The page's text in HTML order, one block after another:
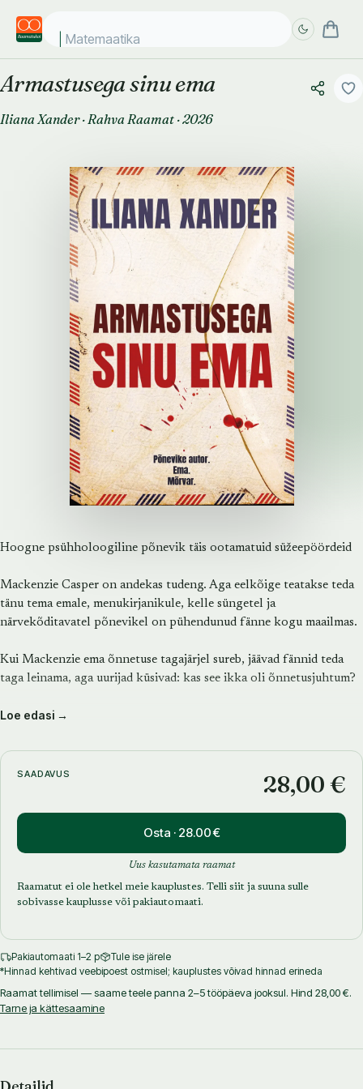
Matemaatika ko
Armastusega sinu ema
Iliana Xander·Rahva Raamat ·2026
Hoogne psühholoogiline põnevik täis ootamatuid süžeepöördeid
Mackenzie Casper on andekas tudeng. Aga eelkõige teatakse teda
tänu tema emale, menukirjanikule, kelle süngetel ja
närvekõditavatel põnevikel on pühendunud fänne kogu maailmas.
Kui Mackenzie ema õnnetuse tagajärjel sureb, jäävad fännid teda
taga leinama, aga uurijad küsivad: kas see ikka oli õnnetusjuhtum?
Mälestusteenistuse päeval saab Mackenzie esimese salapärase
ümbriku, millele on kirjutatud: Fännilt nr 1. XOXO
Kas tahad saladust teada?
Armastusega
Loetu vapustab Mackenziet hingepõhjani.
Siis saabub teine kiri.
Loe edasi →
SAADAVUS 28,00 €
Osta · 28.00 €
Uus kasutamata raamat
Raamatut ei ole hetkel meie kauplustes. Telli siit ja suuna sulle
sobivasse kauplusse või pakiautomaati.
Pakiautomaati 1–2 p
Tule ise järele
*Hinnad kehtivad veebipoest ostmisel; kauplustes võivad hinnad erineda
Raamat tellimisel — saame teele panna 2–5 tööpäeva jooksul. Hind 28,00 €.
Tarne ja kättesaamine